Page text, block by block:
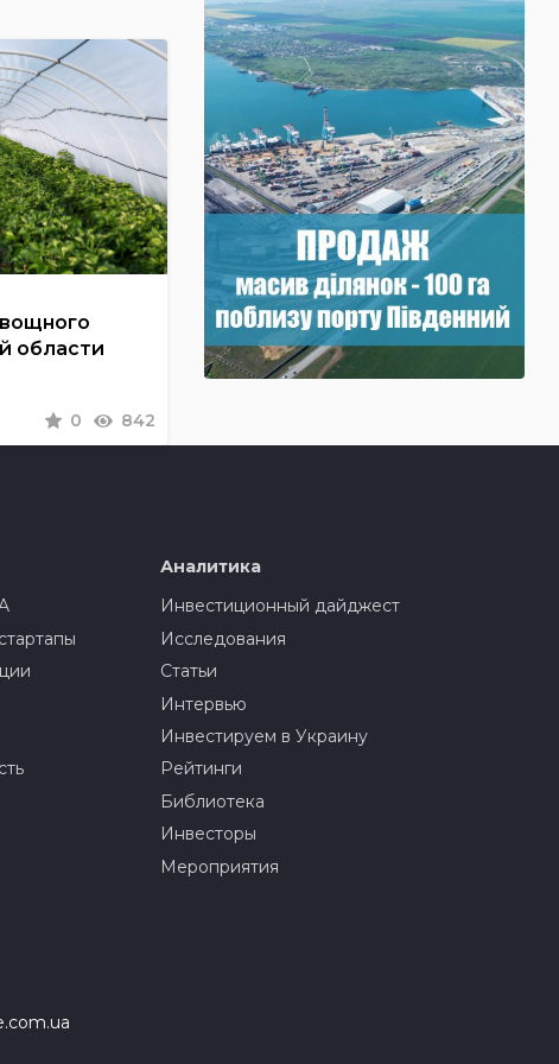
области
0 842
Аналитика
Инвестиционный дайджест
Исследования
Статьи
Интервью
Инвестируем в Украину
Рейтинги
Библиотека
Инвесторы
Мероприятия